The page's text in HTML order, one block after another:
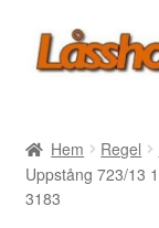
Hoppa
till
Hoppa
till
Rea
Hem Regel
Uppstång 723/13
3183